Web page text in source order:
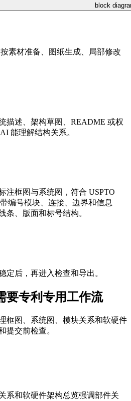
block
素材准备、图纸生成、局部修改
描述、架构草图、README 或权
能理解结构关系。
注框图与系统图，符合 USPTO
编号模块、连接、边界和信息
条、版面和标号结构。
定后，再进入检查和导出。
要专利专用工作流
框图、系统图、模块关系和软硬件
提交前检查。
系和软硬件架构总览强调部件关